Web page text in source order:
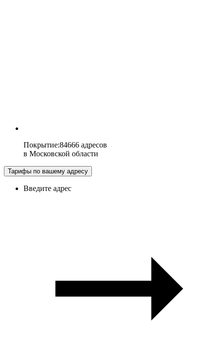
Покрытие:84666 адресов
в Московской области
Тарифы по вашему адресу
Введите адрес